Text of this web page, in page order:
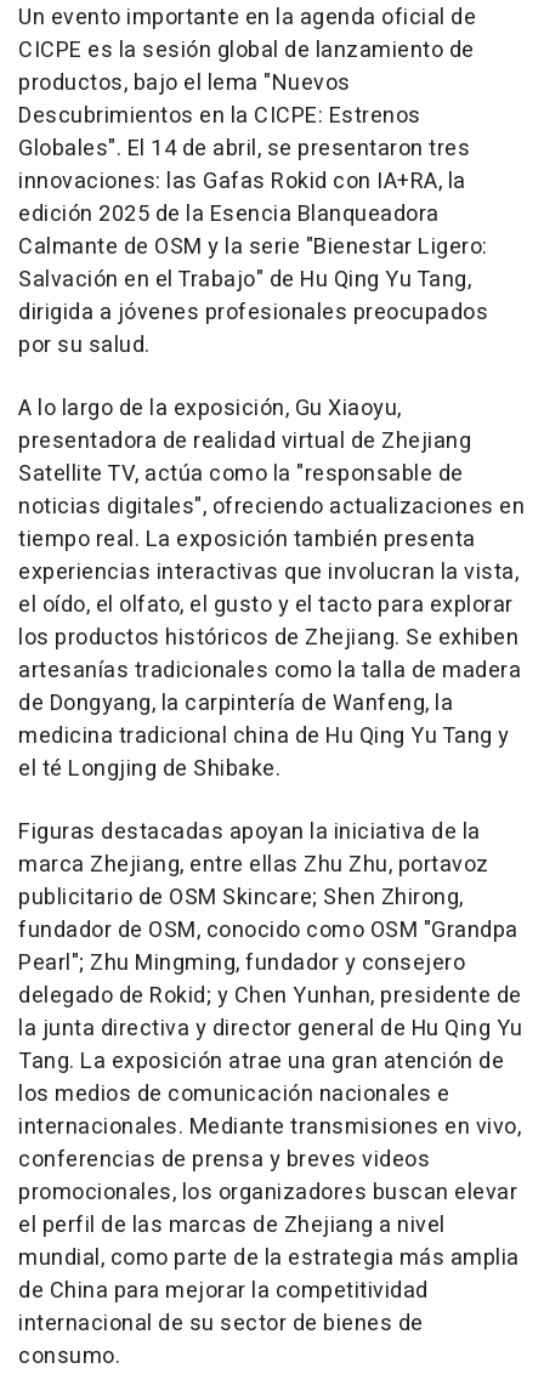
Un evento importante en la agenda oficial de
CICPE es la sesión global de lanzamiento de
productos, bajo el lema "Nuevos
Descubrimientos en la CICPE: Estrenos
Globales". El 14 de abril, se presentaron tres
innovaciones: las Gafas Rokid con IA+RA, la
edición 2025 de la Esencia Blanqueadora
Calmante de OSM y la serie "Bienestar Ligero:
Salvación en el Trabajo" de Hu Qing Yu Tang,
dirigida a jóvenes profesionales preocupados
por su salud.
A lo largo de la exposición, Gu Xiaoyu,
presentadora de realidad virtual de Zhejiang
Satellite TV, actúa como la "responsable de
noticias digitales", ofreciendo actualizaciones en
tiempo real. La exposición también presenta
experiencias interactivas que involucran la vista,
el oído, el olfato, el gusto y el tacto para explorar
los productos históricos de Zhejiang. Se exhiben
artesanías tradicionales como la talla de madera
de Dongyang, la carpintería de Wanfeng, la
medicina tradicional china de Hu Qing Yu Tang y
el té Longjing de Shibake.
Figuras destacadas apoyan la iniciativa de la
marca Zhejiang, entre ellas Zhu Zhu, portavoz
publicitario de OSM Skincare; Shen Zhirong,
fundador de OSM, conocido como OSM "Grandpa
Pearl"; Zhu Mingming, fundador y consejero
delegado de Rokid; y Chen Yunhan, presidente de
la junta directiva y director general de Hu Qing Yu
Tang. La exposición atrae una gran atención de
los medios de comunicación nacionales e
internacionales. Mediante transmisiones en vivo,
conferencias de prensa y breves videos
promocionales, los organizadores buscan elevar
el perfil de las marcas de Zhejiang a nivel
mundial, como parte de la estrategia más amplia
de China para mejorar la competitividad
internacional de su sector de bienes de
consumo.